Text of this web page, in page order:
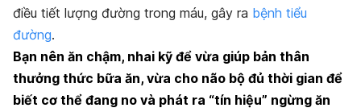
điều tiết lượng đường trong máu, gây ra bệnh tiểu
đường.
Bạn nên ăn chậm, nhai kỹ để vừa giúp bản thân
thưởng thức bữa ăn, vừa cho não bộ đủ thời gian để
biết cơ thể đang no và phát ra “tín hiệu” ngừng ăn